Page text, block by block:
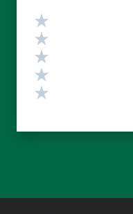
Valutazione